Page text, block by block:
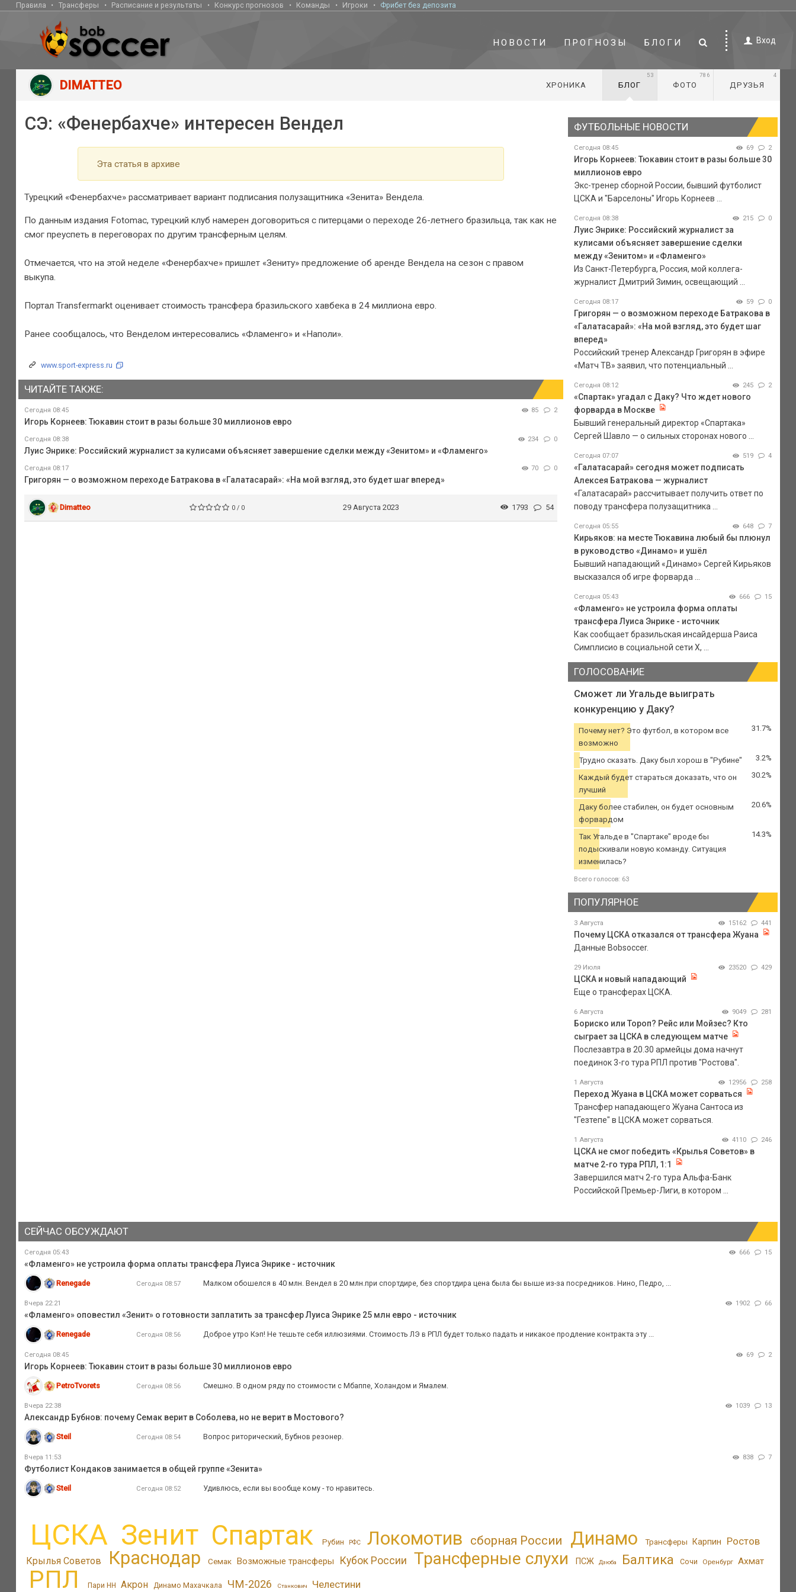
Правила Трансферы Расписание и результаты Конкурс прогнозов Команды Игроки Фрибет без депозита
НОВОСТИ ПРОГНОЗЫ БЛОГИ Вход
DIMATTEO ХРОНИКА БЛОГ
53
ФОТО
786
ДРУЗЬЯ
4
СЭ: «Фенербахче» интересен Вендел
Эта статья в архиве
Турецкий «Фенербахче» рассматривает вариант подписания полузащитника «Зенита» Вендела.
По данным издания Fotomac, турецкий клуб намерен договориться с питерцами о переходе 26-летнего бразильца, так как не
смог преуспеть в переговорах по другим трансферным целям.
Отмечается, что на этой неделе «Фенербахче» пришлет «Зениту» предложение об аренде Вендела на сезон с правом
выкупа.
Портал Transfermarkt оценивает стоимость трансфера бразильского хавбека в 24 миллиона евро.
Ранее сообщалось, что Венделом интересовались «Фламенго» и «Наполи».
www.sport-express.ru
ЧИТАЙТЕ ТАКЖЕ:
Сегодня 08:45 85 2
Игорь Корнеев: Тюкавин стоит в разы больше 30 миллионов евро
Сегодня 08:38 234 0
Луис Энрике: Российский журналист за кулисами объясняет завершение сделки между «Зенитом» и «Фламенго»
Сегодня 08:17 70 0
Григорян — о возможном переходе Батракова в «Галатасарай»: «На мой взгляд, это будет шаг вперед»
Dimatteo 0 / 0 29 Августа 2023 1793 54
ФУТБОЛЬНЫЕ НОВОСТИ
Сегодня 08:45 69 2
Игорь Корнеев: Тюкавин стоит в разы больше 30
миллионов евро
Экс-тренер сборной России, бывший футболист
ЦСКА и "Барселоны" Игорь Корнеев ...
Сегодня 08:38 215 0
Луис Энрике: Российский журналист за
кулисами объясняет завершение сделки
между «Зенитом» и «Фламенго»
Из Санкт-Петербурга, Россия, мой коллега-
журналист Дмитрий Зимин, освещающий ...
Сегодня 08:17 59 0
Григорян — о возможном переходе Батракова в
«Галатасарай»: «На мой взгляд, это будет шаг
вперед»
Российский тренер Александр Григорян в эфире
«Матч ТВ» заявил, что потенциальный ...
Сегодня 08:12 245 2
«Спартак» угадал с Даку? Что ждет нового
форварда в Москве
Бывший генеральный директор «Спартака»
Сергей Шавло — о сильных сторонах нового ...
Сегодня 07:07 519 4
«Галатасарай» сегодня может подписать
Алексея Батракова — журналист
«Галатасарай» рассчитывает получить ответ по
поводу трансфера полузащитника ...
Сегодня 05:55 648 7
Кирьяков: на месте Тюкавина любый бы плюнул
в руководство «Динамо» и ушёл
Бывший нападающий «Динамо» Сергей Кирьяков
высказался об игре форварда ...
Сегодня 05:43 666 15
«Фламенго» не устроила форма оплаты
трансфера Луиса Энрике - источник
Как сообщает бразильская инсайдерша Раиса
Симплисио в социальной сети Х, ...
ГОЛОСОВАНИЕ
Сможет ли Угальде выиграть
конкуренцию у Даку?
Почему нет? Это футбол, в котором все
возможно
31.7%
Трудно сказать. Даку был хорош в "Рубине" 3.2%
Каждый будет стараться доказать, что он
лучший
30.2%
Даку более стабилен, он будет основным
форвардом
20.6%
Так Угальде в "Спартаке" вроде бы
подыскивали новую команду. Ситуация
изменилась?
14.3%
Всего голосов: 63
ПОПУЛЯРНОЕ
3 Августа 15162 441
Почему ЦСКА отказался от трансфера Жуана
Данные Bobsoccer.
29 Июля 23520 429
ЦСКА и новый нападающий
Еще о трансферах ЦСКА.
6 Августа 9049 281
Бориско или Тороп? Рейс или Мойзес? Кто
сыграет за ЦСКА в следующем матче
Послезавтра в 20.30 армейцы дома начнут
поединок 3-го тура РПЛ против "Ростова".
1 Августа 12956 258
Переход Жуана в ЦСКА может сорваться
Трансфер нападающего Жуана Сантоса из
"Гезтепе" в ЦСКА может сорваться.
1 Августа 4110 246
ЦСКА не смог победить «Крылья Советов» в
матче 2-го тура РПЛ, 1:1
Завершился матч 2-го тура Альфа-Банк
Российской Премьер-Лиги, в котором ...
СЕЙЧАС ОБСУЖДАЮТ
Сегодня 05:43 666 15
«Фламенго» не устроила форма оплаты трансфера Луиса Энрике - источник
Renegade Сегодня 08:57 Малком обошелся в 40 млн. Вендел в 20 млн.при спортдире, без спортдира цена была бы выше из-за посредников. Нино, Педро, ...
Вчера 22:21 1902 66
«Фламенго» оповестил «Зенит» о готовности заплатить за трансфер Луиса Энрике 25 млн евро - источник
Renegade Сегодня 08:56 Доброе утро Кэп! Не тешьте себя иллюзиями. Стоимость ЛЭ в РПЛ будет только падать и никакое продление контракта эту ...
Сегодня 08:45 69 2
Игорь Корнеев: Тюкавин стоит в разы больше 30 миллионов евро
PetroTvorets Сегодня 08:56 Смешно. В одном ряду по стоимости с Мбаппе, Холандом и Ямалем.
Вчера 22:38 1039 13
Александр Бубнов: почему Семак верит в Соболева, но не верит в Мостового?
Steil Сегодня 08:54 Вопрос риторический, Бубнов резонер.
Вчера 11:53 838 7
Футболист Кондаков занимается в общей группе «Зенита»
Steil Сегодня 08:52 Удивлюсь, если вы вообще кому - то нравитесь.
ЦСКА Зенит Спартак Рубин РФС Локомотив сборная России Динамо Трансферы Карпин Ростов
Крылья Советов Краснодар Семак Возможные трансферы Кубок России Трансферные слухи ПСЖ Дзюба Балтика Сочи Оренбург Ахмат
РПЛ Пари НН Акрон Динамо Махачкала ЧМ-2026 Станкович Челестини